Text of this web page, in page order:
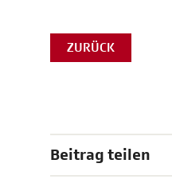
ZURÜCK
Beitrag teilen